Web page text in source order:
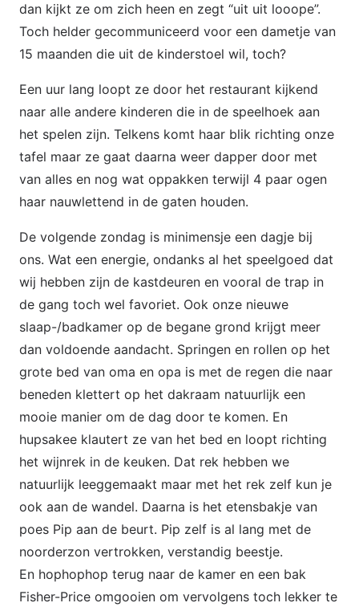
dan kijkt ze om zich heen en zegt “uit uit looope”.
Toch helder gecommuniceerd voor een dametje van
15 maanden die uit de kinderstoel wil, toch?
Een uur lang loopt ze door het restaurant kijkend
naar alle andere kinderen die in de speelhoek aan
het spelen zijn. Telkens komt haar blik richting onze
tafel maar ze gaat daarna weer dapper door met
van alles en nog wat oppakken terwijl 4 paar ogen
haar nauwlettend in de gaten houden.
De volgende zondag is minimensje een dagje bij
ons. Wat een energie, ondanks al het speelgoed dat
wij hebben zijn de kastdeuren en vooral de trap in
de gang toch wel favoriet. Ook onze nieuwe
slaap-/badkamer op de begane grond krijgt meer
dan voldoende aandacht. Springen en rollen op het
grote bed van oma en opa is met de regen die naar
beneden klettert op het dakraam natuurlijk een
mooie manier om de dag door te komen. En
hupsakee klautert ze van het bed en loopt richting
het wijnrek in de keuken. Dat rek hebben we
natuurlijk leeggemaakt maar met het rek zelf kun je
ook aan de wandel. Daarna is het etensbakje van
poes Pip aan de beurt. Pip zelf is al lang met de
noorderzon vertrokken, verstandig beestje.
En hophophop terug naar de kamer en een bak
Fisher-Price omgooien om vervolgens toch lekker te